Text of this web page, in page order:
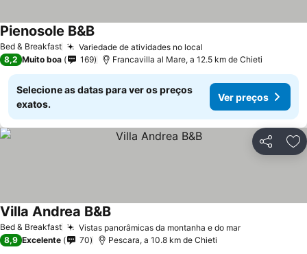
Bed & Breakfast Variedade de atividades no local
Pienosole B&B
8,2 Muito boa 169 Francavilla al Mare, a 12.5 km de Chieti
Selecione as datas para ver os preços
exatos.
Ver preços
Partilhar
Bed & Breakfast Vistas panorâmicas da montanha e do mar
Villa Andrea B&B
8,9 Excelente 70 Pescara, a 10.8 km de Chieti